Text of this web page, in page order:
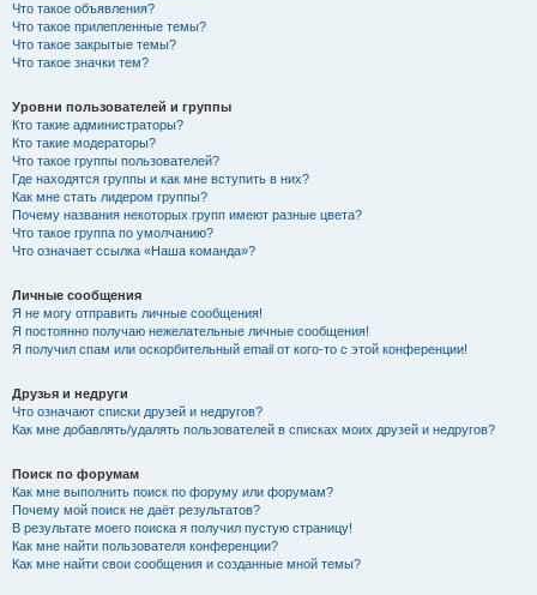
Что такое объявления?
Что такое прилепленные темы?
Что такое закрытые темы?
Что такое значки тем?
Уровни пользователей и группы
Кто такие администраторы?
Кто такие модераторы?
Что такое группы пользователей?
Где находятся группы и как мне вступить в них?
Как мне стать лидером группы?
Почему названия некоторых групп имеют разные цвета?
Что такое группа по умолчанию?
Что означает ссылка «Наша команда»?
Личные сообщения
Я не могу отправить личные сообщения!
Я постоянно получаю нежелательные личные сообщения!
Я получил спам или оскорбительный email от кого-то с этой конференции!
Друзья и недруги
Что означают списки друзей и недругов?
Как мне добавлять/удалять пользователей в списках моих друзей и недругов?
Поиск по форумам
Как мне выполнить поиск по форуму или форумам?
Почему мой поиск не даёт результатов?
В результате моего поиска я получил пустую страницу!
Как мне найти пользователя конференции?
Как мне найти свои сообщения и созданные мной темы?